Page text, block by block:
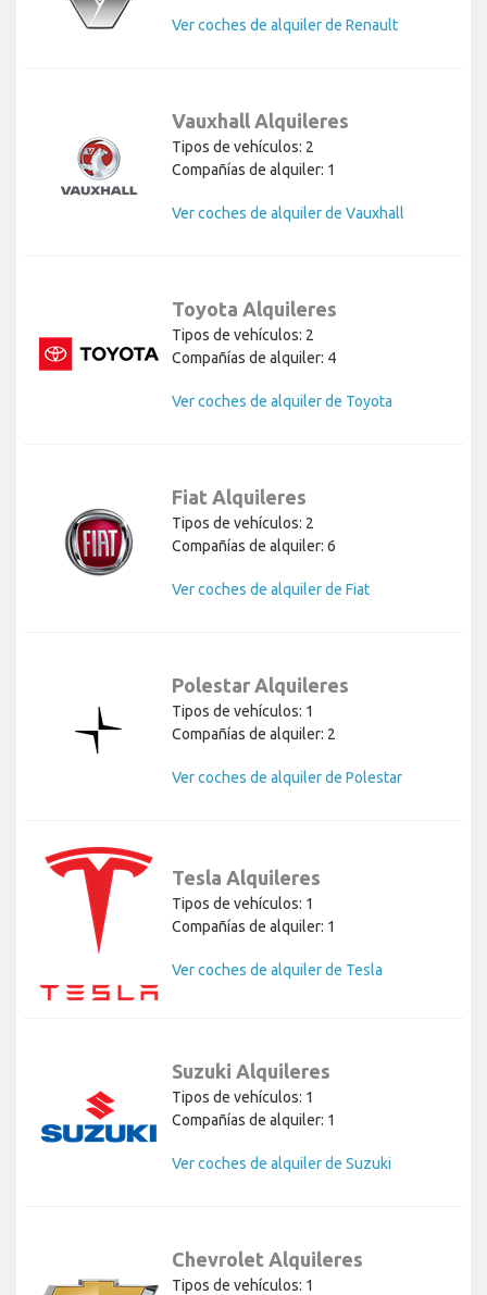
Ver coches de alquiler de Renault
Vauxhall Alquileres
Tipos de vehículos: 2
Compañías de alquiler: 1
Ver coches de alquiler de Vauxhall
Toyota Alquileres
Tipos de vehículos: 2
Compañías de alquiler: 4
Ver coches de alquiler de Toyota
Fiat Alquileres
Tipos de vehículos: 2
Compañías de alquiler: 6
Ver coches de alquiler de Fiat
Polestar Alquileres
Tipos de vehículos: 1
Compañías de alquiler: 2
Ver coches de alquiler de Polestar
Tesla Alquileres
Tipos de vehículos: 1
Compañías de alquiler: 1
Ver coches de alquiler de Tesla
Suzuki Alquileres
Tipos de vehículos: 1
Compañías de alquiler: 1
Ver coches de alquiler de Suzuki
Chevrolet Alquileres
Tipos de vehículos: 1